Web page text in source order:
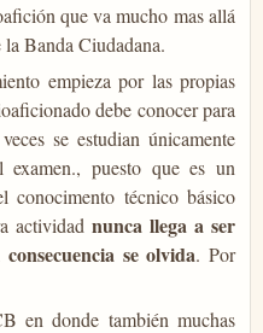
que va mucho mas allá
Banda Ciudadana.
empieza por las propias
debe conocer para
se estudian únicamente
puesto que es un
técnico básico
actividad nunca llega a ser
se olvida. Por
en donde también muchas